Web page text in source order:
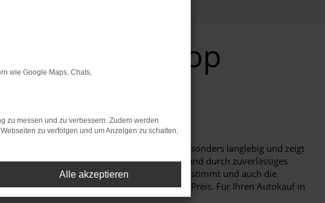
Top
die Qualität: der Škoda Superb gilt als besonders langlebig und zeigt
Gebrauchtwagen für Landshut ein durch und durch zuverlässiges
Nur, wenn wirklich jedes Details stimmt und auch die
den Škoda Superb Gebrauchtwagen ist der Preis. Für Ihren Autokauf in
wie Google Maps, Chats,
zu messen und zu verbessern. Zudem werden
zu verfolgen und um Anzeigen zu schalten,
Alle akzeptieren